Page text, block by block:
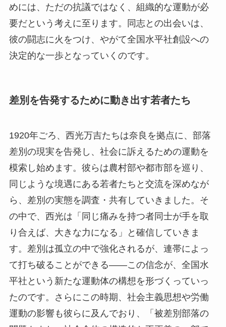
めには、ただの抗議ではなく、組織的な運動が必
要だという考えに至ります。同志との出会いは、
彼の闘志に火をつけ、やがて全国水平社創設への
決定的な一歩となっていくのです。
差別を告発するために動き出す若者たち
1920年ごろ、西光万吉たちは奈良を拠点に、部落
差別の現実を告発し、社会に訴えるための運動を
模索し始めます。彼らは農村部や都市部を巡り、
同じような境遇にある若者たちと交流を深めなが
ら、差別の実態を調査・共有していきました。そ
の中で、西光は「同じ痛みを持つ者同士が手を取
り合えば、大きな力になる」と確信していきま
す。差別は孤立の中で強化されるが、連帯によっ
て打ち破ることができる――この信念が、全国水
平社という新たな運動体の構想を形づくっていっ
たのです。さらにこの時期、社会主義思想や労働
運動の影響も彼らに及んでおり、「被差別部落の